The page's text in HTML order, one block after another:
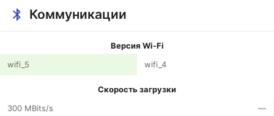
Коммуникации
Версия Wi-Fi
wifi_5
wifi_4
Скорость загрузки
300 MBits/s
—